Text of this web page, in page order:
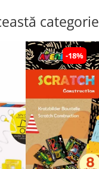
categorie
-18%